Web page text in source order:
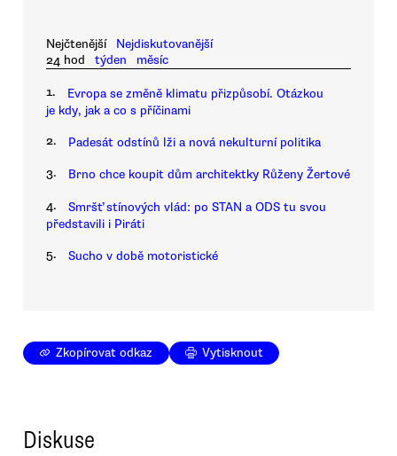
Nejčtenější
Nejdiskutovanější
24 hod
týden měsíc
1.
Evropa se změně klimatu přizpůsobí. Otázkou
je kdy, jak a co s příčinami
2. Padesát odstínů lži a nová nekulturní politika
3. Brno chce koupit dům architektky Růženy Žertové
4.
Smršť stínových vlád: po STAN a ODS tu svou
představili i Piráti
5. Sucho v době motoristické
Zkopírovat odkaz Vytisknout
Diskuse